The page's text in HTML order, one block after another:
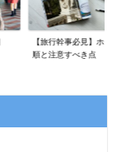
【旅行幹事必見】ホ
順と注意すべき点